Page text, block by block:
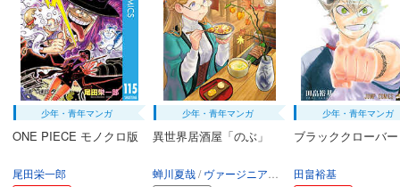
少年・青年マンガ
ONE PIECE モノクロ版
尾田栄一郎
少年・青年マンガ
異世界居酒屋「のぶ」
蝉川夏哉 ヴァージニア二等兵 転
少年・青年マンガ
ブラッククローバー
田畠裕基